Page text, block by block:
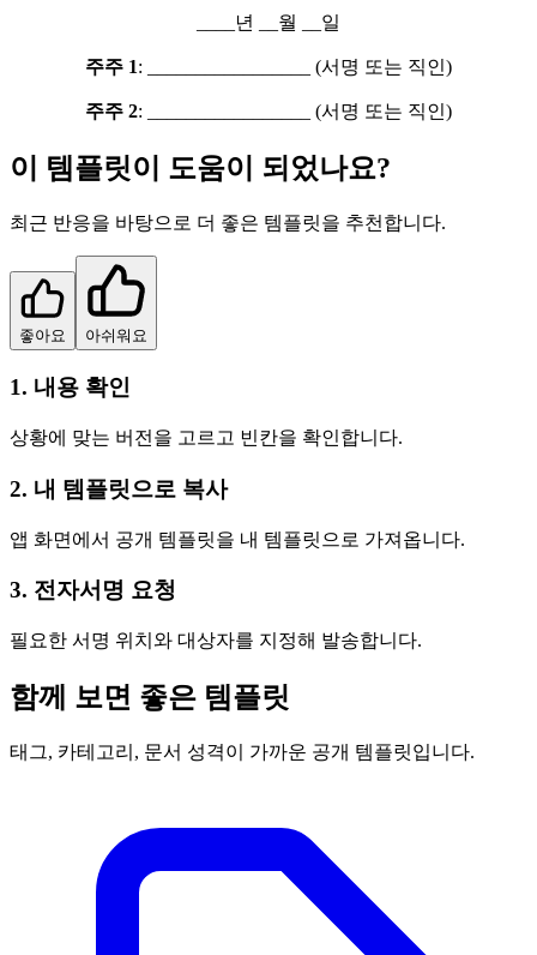
____년 __월 __일
주주 1: _________________ (서명 또는 직인)
주주 2: _________________ (서명 또는 직인)
이 템플릿이 도움이 되었나요?
최근 반응을 바탕으로 더 좋은 템플릿을 추천합니다.
좋아요 아쉬워요
1. 내용 확인
상황에 맞는 버전을 고르고 빈칸을 확인합니다.
2. 내 템플릿으로 복사
앱 화면에서 공개 템플릿을 내 템플릿으로 가져옵니다.
3. 전자서명 요청
필요한 서명 위치와 대상자를 지정해 발송합니다.
함께 보면 좋은 템플릿
태그, 카테고리, 문서 성격이 가까운 공개 템플릿입니다.